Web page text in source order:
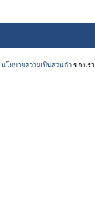
นโยบายความเป็นส่วนตัวของเรา